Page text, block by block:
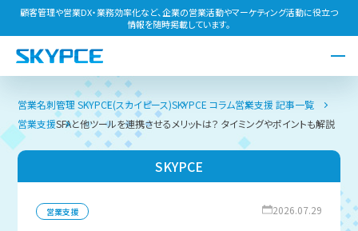
顧客管理や営業DX・業務効率化など、企業の営業活動やマーケティング活動に役立つ
情報を随時掲載しています。
営業名刺管理 SKYPCE(スカイピース)SKYPCE コラム営業支援 記事一覧
営業支援SFAと他ツールを連携させるメリットは？ タイミングやポイントも解説
SKYPCE
営業支援 2026.07.29